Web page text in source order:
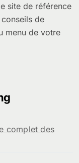
site de référence
de
menu de votre
complet des